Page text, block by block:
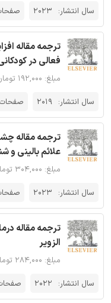
سال انتشار: 2023
ترجمه مقاله
فعالی در
مبلغ: ۱۹۲,۰۰۰ تومان
سال انتشار: 2019
ترجمه مقاله
علائم بالینی و
مبلغ: ۳۰۴,۰۰۰ تومان
سال انتشار: 2023
ترجمه مقاله
الزویر
مبلغ: ۲۸۴,۰۰۰ تومان
سال انتشار: 2022